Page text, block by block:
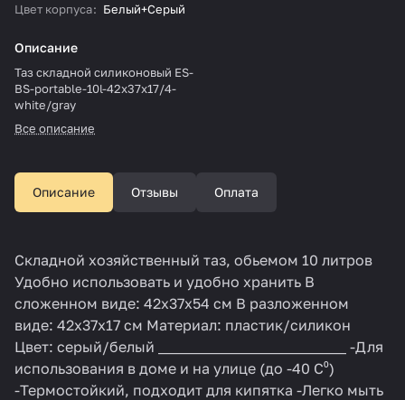
Цвет корпуса: Белый+Серый
Описание
Таз складной силиконовый ES-
BS-portable-10l-42x37x17/4-
white/gray
Все описание
Описание Отзывы Оплата
Складной хозяйственный таз, обьемом 10 литров
Удобно использовать и удобно хранить В
сложенном виде: 42х37х54 см В разложенном
виде: 42х37х17 см Материал: пластик/силикон
Цвет: серый/белый __________________________ -Для
использования в доме и на улице (до -40 С⁰)
-Термостойкий, подходит для кипятка -Легко мыть